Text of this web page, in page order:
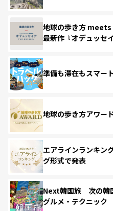
地球の歩き方 meets
最新作『オデュッセイ
準備も滞在もスマー
地球の歩き方アワー
エアラインランキン
グ形式で発表
Next韓国旅 次の韓
グルメ・テクニック